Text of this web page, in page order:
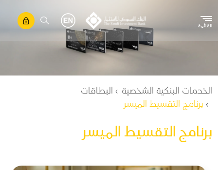
القائمة
مسار التنقل
الخدمات البنكية الشخصية
البطاقات
برنامج التقسيط الميسر
برنامج التقسيط الميسر